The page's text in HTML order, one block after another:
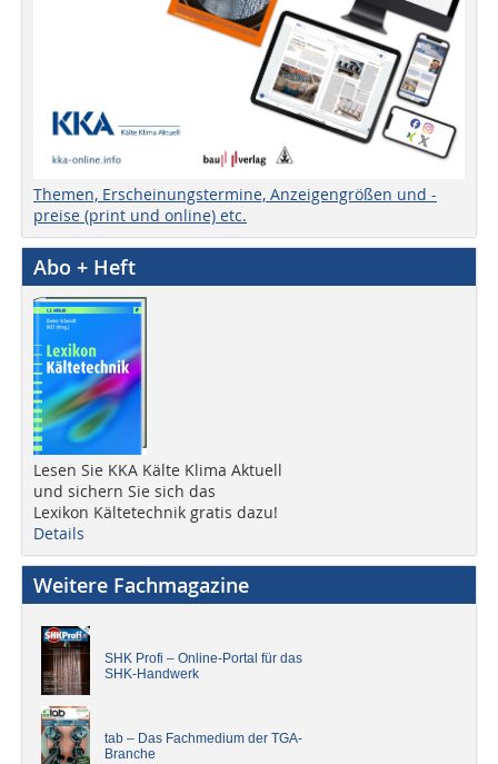
Themen, Erscheinungstermine, Anzeigengrößen und -
preise (print und online) etc.
Abo + Heft
Lesen Sie KKA Kälte Klima Aktuell
und sichern Sie sich das
Lexikon Kältetechnik gratis dazu!
Details
Weitere Fachmagazine
SHK Profi – Online-Portal für das
SHK-Handwerk
tab – Das Fachmedium der TGA-
Branche